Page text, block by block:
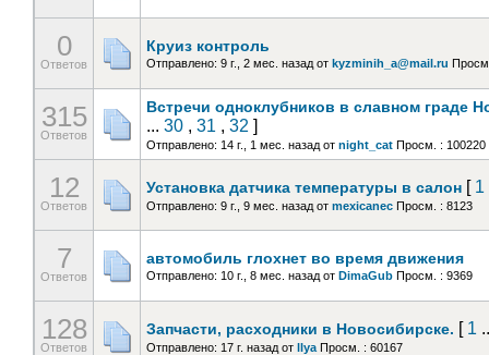
0
Ответов
Круиз контроль
Отправлено: 9 г., 2 мес. назад от kyzminih_a@mail.ru
315
Ответов
Встречи одноклубников в славном граде
... 30 , 31 , 32 ]
Отправлено: 14 г., 1 мес. назад от night_cat Просм. : 100220
12
Ответов
Установка датчика температуры в салон [ 1
Отправлено: 9 г., 9 мес. назад от mexicanec Просм. : 8123
7
Ответов
автомобиль глохнет во время движения
Отправлено: 10 г., 8 мес. назад от DimaGub Просм. : 9369
128
Ответов
Запчасти, расходники в Новосибирске. [ 1
Отправлено: 17 г. назад от llya Просм. : 60167